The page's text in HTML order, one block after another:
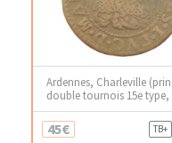
Ardennes, Charleville
double tournois 15e type,
45€ TB+